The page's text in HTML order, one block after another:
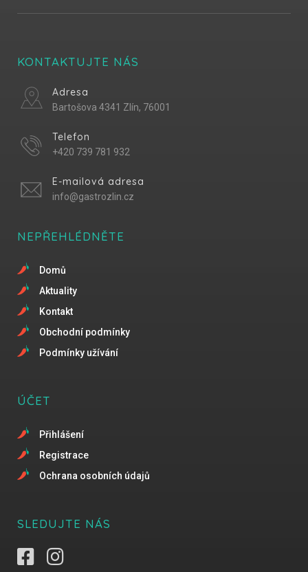
KONTAKTUJTE NÁS
Adresa
Bartošova 4341 Zlín, 76001
Telefon
+420 739 781 932
E-mailová adresa
info@gastrozlin.cz
NEPŘEHLÉDNĚTE
Domů
Aktuality
Kontakt
Obchodní podmínky
Podmínky užívání
ÚČET
Přihlášení
Registrace
Ochrana osobních údajů
SLEDUJTE NÁS